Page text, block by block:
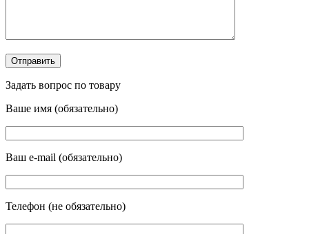
Задать вопрос по товару
Ваше имя (обязательно)
Ваш e-mail (обязательно)
Телефон (не обязательно)